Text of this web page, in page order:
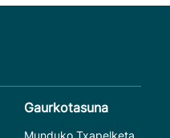
Gaurkotasuna
Munduko Txapelketa